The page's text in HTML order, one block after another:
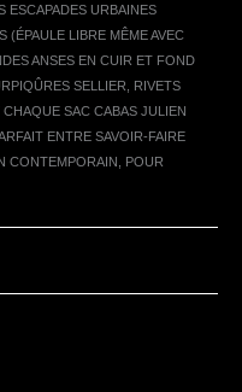
ESCAPADES URBAINES
(ÉPAULE LIBRE MÊME AVEC
ANSES EN CUIR ET FOND
SELLIER, RIVETS
SAC CABAS JULIEN
ENTRE SAVOIR-FAIRE
CONTEMPORAIN, POUR